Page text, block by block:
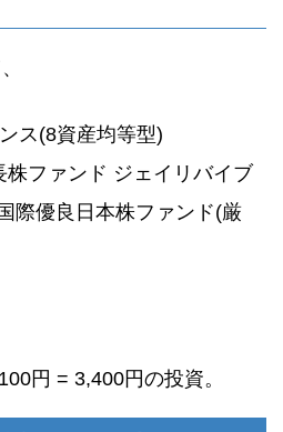
ス(8資産均等型)
株ファンド ジェイリバイブ
際優良日本株ファンド(厳
円 = 3,400円の投資。